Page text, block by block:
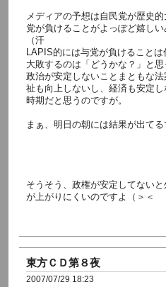
メディアの予想は自民党が歴史
党が負けることがよっぽど嬉し
（汗
LAPIS的には与党が負けることは
大敗するのは「どうかな？」と思
政治が安定しないことまともな
祉も向上しないし、経済も安定
時期だと思うのですが。
まぁ、明日の朝には結果が出てる
そうそう、政権が安定してない
が上がりにくいのですよ（＞＜
東方ＣＤ第８夜
2007/07/29 18:23